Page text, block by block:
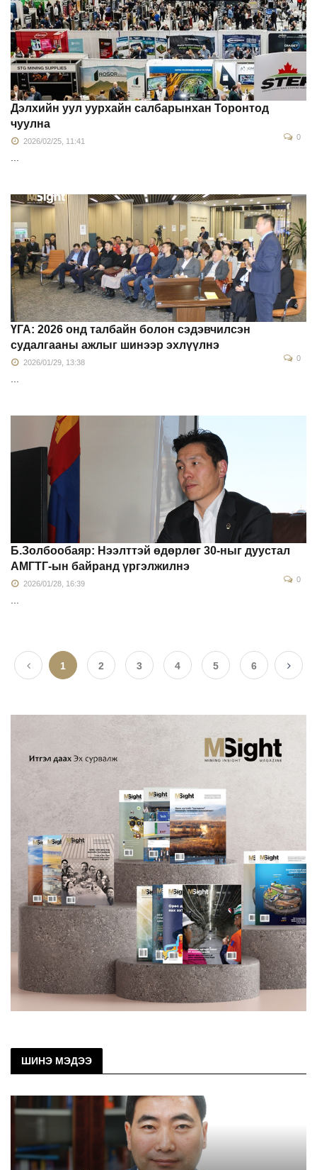
Дэлхийн уул уурхайн салбарынхан Торонтод
чуулна
2026/02/25, 11:41 0
ҮГА: 2026 онд талбайн болон сэдэвчилсэн
судалгааны ажлыг шинээр эхлүүлнэ
2026/01/29, 13:38 0
Б.Золбообаяр: Нээлттэй өдөрлөг 30-ныг дуустал
АМГТГ-ын байранд үргэлжилнэ
2026/01/28, 16:39 0
1 2 3 4 5 6
ШИНЭ МЭДЭЭ